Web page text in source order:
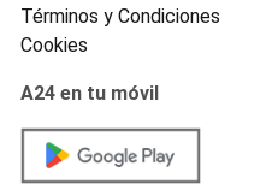
Términos y Condiciones
Cookies
A24 en tu móvil